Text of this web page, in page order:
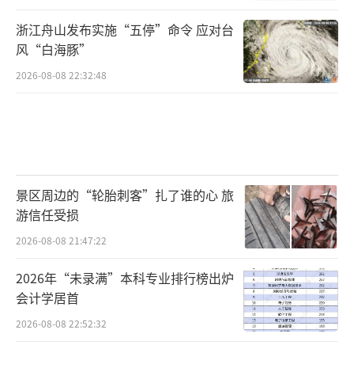
浙江舟山发布实施“五停”命令 应对台
风“白海豚”
2026-08-08 22:32:48
景区周边的“轮胎刺客”扎了谁的心 旅
游信任受损
2026-08-08 21:47:22
2026年“未录满”本科专业排行榜出炉
会计学居首
2026-08-08 22:52:32